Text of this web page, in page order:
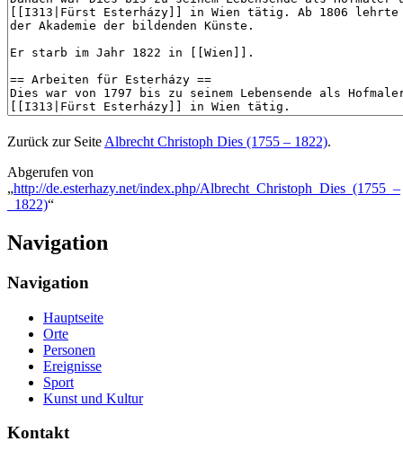
Zurück zur Seite Albrecht Christoph Dies (1755 – 1822).
Abgerufen von
„http://de.esterhazy.net/index.php/Albrecht_Christoph_Dies_(1755_–
_1822)“
Navigation
Navigation
Hauptseite
Orte
Personen
Ereignisse
Sport
Kunst und Kultur
Kontakt